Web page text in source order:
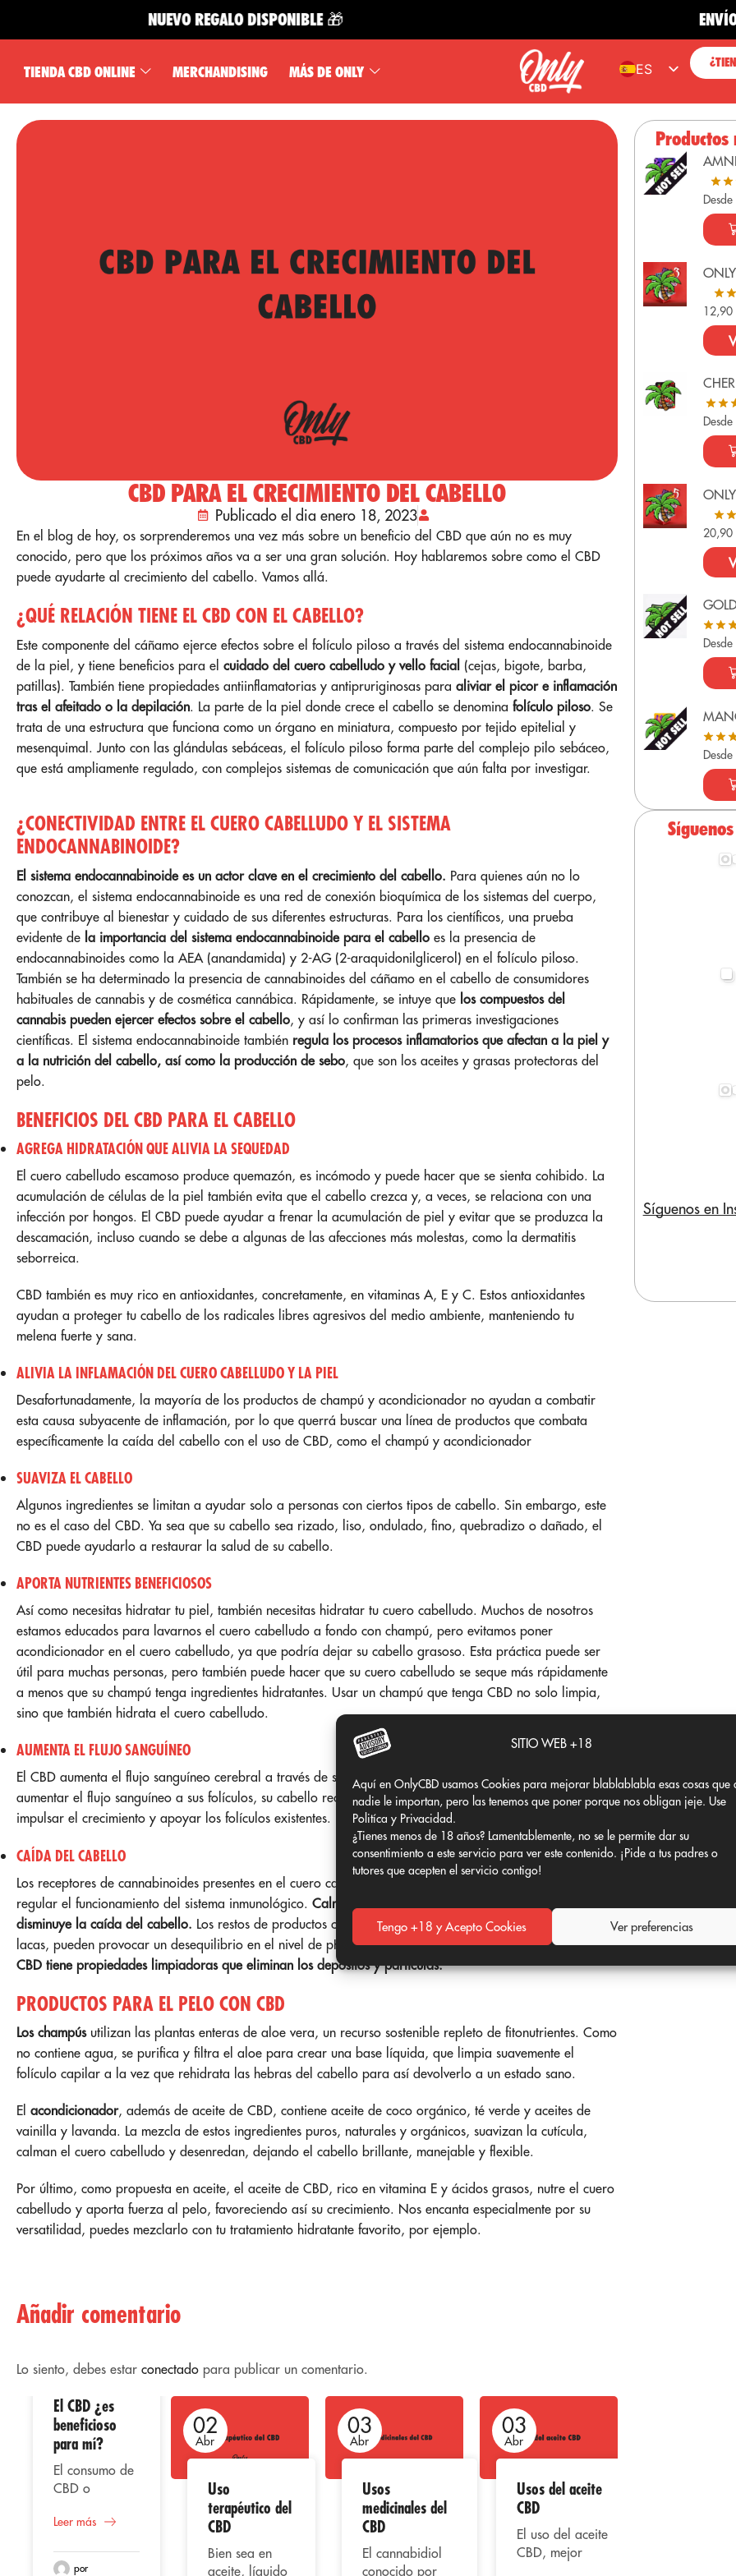
SITIO WEB +18
Aquí en OnlyCBD usamos Cookies para mejorar blablablabla esas cosas que
nadie le importan, pero las tenemos que poner porque nos obligan jeje. Use
Politíca y Privacidad.
¿Tienes menos de 18 años? Lamentablemente, no se le permite dar su
consentimiento a este servicio para ver este contenido. ¡Pide a tus padres o
tutores que acepten el servicio contigo!
Tengo +18 y Acepto Cookies Ver preferencias
NUEVO REGALO DISPONIBLE 🎁 ENVÍO
TIENDA CBD ONLINE MERCHANDISING MÁS DE ONLY
ES
FR
DE
CBD PARA EL CRECIMIENTO DEL CABELLO
Publicado el dia enero 18, 2023
En el blog de hoy, os sorprenderemos una vez más sobre un beneficio del CBD que aún no es muy
conocido, pero que los próximos años va a ser una gran solución. Hoy hablaremos sobre como el CBD
puede ayudarte al crecimiento del cabello. Vamos allá.
¿QUÉ RELACIÓN TIENE EL CBD CON EL CABELLO?
Este componente del cáñamo ejerce efectos sobre el folículo piloso a través del sistema endocannabinoide
de la piel, y tiene beneficios para el cuidado del cuero cabelludo y vello facial (cejas, bigote, barba,
patillas). También tiene propiedades antiinflamatorias y antipruriginosas para aliviar el picor e inflamación
tras el afeitado o la depilación. La parte de la piel donde crece el cabello se denomina folículo piloso. Se
trata de una estructura que funciona como un órgano en miniatura, compuesto por tejido epitelial y
mesenquimal. Junto con las glándulas sebáceas, el folículo piloso forma parte del complejo pilo sebáceo,
que está ampliamente regulado, con complejos sistemas de comunicación que aún falta por investigar.
¿CONECTIVIDAD ENTRE EL CUERO CABELLUDO Y EL SISTEMA
ENDOCANNABINOIDE?
El sistema endocannabinoide es un actor clave en el crecimiento del cabello. Para quienes aún no lo
conozcan, el sistema endocannabinoide es una red de conexión bioquímica de los sistemas del cuerpo,
que contribuye al bienestar y cuidado de sus diferentes estructuras. Para los científicos, una prueba
evidente de la importancia del sistema endocannabinoide para el cabello es la presencia de
endocannabinoides como la AEA (anandamida) y 2-AG (2-araquidonilglicerol) en el folículo piloso.
También se ha determinado la presencia de cannabinoides del cáñamo en el cabello de consumidores
habituales de cannabis y de cosmética cannábica. Rápidamente, se intuye que los compuestos del
cannabis pueden ejercer efectos sobre el cabello, y así lo confirman las primeras investigaciones
científicas. El sistema endocannabinoide también regula los procesos inflamatorios que afectan a la piel y
a la nutrición del cabello, así como la producción de sebo, que son los aceites y grasas protectoras del
pelo.
BENEFICIOS DEL CBD PARA EL CABELLO
AGREGA HIDRATACIÓN QUE ALIVIA LA SEQUEDAD
El cuero cabelludo escamoso produce quemazón, es incómodo y puede hacer que se sienta cohibido. La
acumulación de células de la piel también evita que el cabello crezca y, a veces, se relaciona con una
infección por hongos. El CBD puede ayudar a frenar la acumulación de piel y evitar que se produzca la
descamación, incluso cuando se debe a algunas de las afecciones más molestas, como la dermatitis
seborreica.
CBD también es muy rico en antioxidantes, concretamente, en vitaminas A, E y C. Estos antioxidantes
ayudan a proteger tu cabello de los radicales libres agresivos del medio ambiente, manteniendo tu
melena fuerte y sana.
ALIVIA LA INFLAMACIÓN DEL CUERO CABELLUDO Y LA PIEL
Desafortunadamente, la mayoría de los productos de champú y acondicionador no ayudan a combatir
esta causa subyacente de inflamación, por lo que querrá buscar una línea de productos que combata
específicamente la caída del cabello con el uso de CBD, como el champú y acondicionador
SUAVIZA EL CABELLO
Algunos ingredientes se limitan a ayudar solo a personas con ciertos tipos de cabello. Sin embargo, este
no es el caso del CBD. Ya sea que su cabello sea rizado, liso, ondulado, fino, quebradizo o dañado, el
CBD puede ayudarlo a restaurar la salud de su cabello.
APORTA NUTRIENTES BENEFICIOSOS
Así como necesitas hidratar tu piel, también necesitas hidratar tu cuero cabelludo. Muchos de nosotros
estamos educados para lavarnos el cuero cabelludo a fondo con champú, pero evitamos poner
acondicionador en el cuero cabelludo, ya que podría dejar su cabello grasoso. Esta práctica puede ser
útil para muchas personas, pero también puede hacer que su cuero cabelludo se seque más rápidamente
a menos que su champú tenga ingredientes hidratantes. Usar un champú que tenga CBD no solo limpia,
sino que también hidrata el cuero cabelludo.
AUMENTA EL FLUJO SANGUÍNEO
El CBD aumenta el flujo sanguíneo cerebral a través de su relación con su sistema endocannabinoide. Al
aumentar el flujo sanguíneo a sus folículos, su cabello recibirá más oxígeno y nutrientes para ayudar a
impulsar el crecimiento y apoyar los folículos existentes.
CAÍDA DEL CABELLO
Los receptores de cannabinoides presentes en el cuero cabelludo interactúan con el aceite de CBD para
regular el funcionamiento del sistema inmunológico. Calma la inflamación de la piel en estas áreas y
disminuye la caída del cabello. Los restos de productos capilares, como acondicionadores con siliconas o
lacas, pueden provocar un desequilibrio en el nivel de pH y aumentar la caída del cabello.El aceite de
CBD tiene propiedades limpiadoras que eliminan los depósitos y partículas.
PRODUCTOS PARA EL PELO CON CBD
Los champús utilizan las plantas enteras de aloe vera, un recurso sostenible repleto de fitonutrientes. Como
no contiene agua, se purifica y filtra el aloe para crear una base líquida, que limpia suavemente el
folículo capilar a la vez que rehidrata las hebras del cabello para así devolverlo a un estado sano.
El acondicionador, además de aceite de CBD, contiene aceite de coco orgánico, té verde y aceites de
vainilla y lavanda. La mezcla de estos ingredientes puros, naturales y orgánicos, suavizan la cutícula,
calman el cuero cabelludo y desenredan, dejando el cabello brillante, manejable y flexible.
Por último, como propuesta en aceite, el aceite de CBD, rico en vitamina E y ácidos grasos, nutre el cuero
cabelludo y aporta fuerza al pelo, favoreciendo así su crecimiento. Nos encanta especialmente por su
versatilidad, puedes mezclarlo con tu tratamiento hidratante favorito, por ejemplo.
Añadir comentario
Lo siento, debes estar conectado para publicar un comentario.
02
Abr
El CBD ¿es
beneficioso
para mí?
El consumo de
CBD o
representa
estudios una
Leer más
por
02
Abr
Uso
terapéutico del
CBD
Bien sea en
aceite, líquido
03
Abr
Usos
medicinales del
CBD
El cannabidiol
conocido por
03
Abr
Usos del aceite
CBD
El uso del aceite
CBD, mejor
Productos
12,90
20,90
Síguenos en